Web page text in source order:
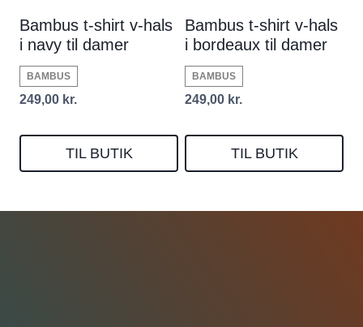
Bambus t-shirt v-hals
i navy til damer
BAMBUS
249,00 kr.
TIL BUTIK
Bambus t-shirt v-hals
i bordeaux til damer
BAMBUS
249,00 kr.
TIL BUTIK